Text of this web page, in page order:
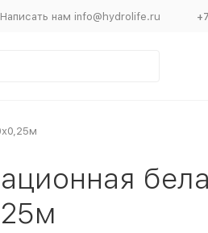
Написать нам info@hydrolife.ru